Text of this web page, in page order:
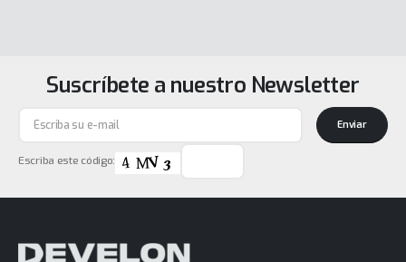
Suscríbete a nuestro Newsletter
Escriba este código:
Enviar